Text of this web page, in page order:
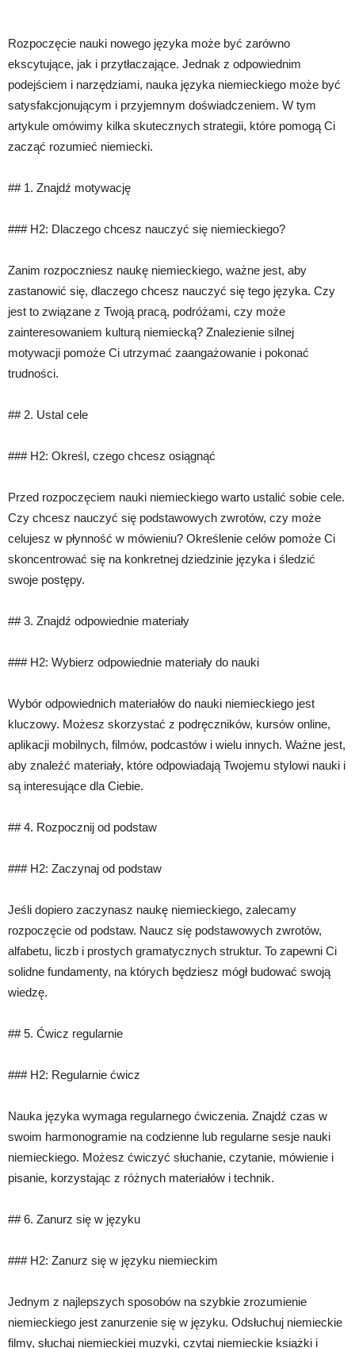
Rozpoczęcie nauki nowego języka może być zarówno
ekscytujące, jak i przytłaczające. Jednak z odpowiednim
podejściem i narzędziami, nauka języka niemieckiego może być
satysfakcjonującym i przyjemnym doświadczeniem. W tym
artykule omówimy kilka skutecznych strategii, które pomogą Ci
zacząć rozumieć niemiecki.
## 1. Znajdź motywację
### H2: Dlaczego chcesz nauczyć się niemieckiego?
Zanim rozpoczniesz naukę niemieckiego, ważne jest, aby
zastanowić się, dlaczego chcesz nauczyć się tego języka. Czy
jest to związane z Twoją pracą, podróżami, czy może
zainteresowaniem kulturą niemiecką? Znalezienie silnej
motywacji pomoże Ci utrzymać zaangażowanie i pokonać
trudności.
## 2. Ustal cele
### H2: Określ, czego chcesz osiągnąć
Przed rozpoczęciem nauki niemieckiego warto ustalić sobie cele.
Czy chcesz nauczyć się podstawowych zwrotów, czy może
celujesz w płynność w mówieniu? Określenie celów pomoże Ci
skoncentrować się na konkretnej dziedzinie języka i śledzić
swoje postępy.
## 3. Znajdź odpowiednie materiały
### H2: Wybierz odpowiednie materiały do nauki
Wybór odpowiednich materiałów do nauki niemieckiego jest
kluczowy. Możesz skorzystać z podręczników, kursów online,
aplikacji mobilnych, filmów, podcastów i wielu innych. Ważne jest,
aby znaleźć materiały, które odpowiadają Twojemu stylowi nauki i
są interesujące dla Ciebie.
## 4. Rozpocznij od podstaw
### H2: Zaczynaj od podstaw
Jeśli dopiero zaczynasz naukę niemieckiego, zalecamy
rozpoczęcie od podstaw. Naucz się podstawowych zwrotów,
alfabetu, liczb i prostych gramatycznych struktur. To zapewni Ci
solidne fundamenty, na których będziesz mógł budować swoją
wiedzę.
## 5. Ćwicz regularnie
### H2: Regularnie ćwicz
Nauka języka wymaga regularnego ćwiczenia. Znajdź czas w
swoim harmonogramie na codzienne lub regularne sesje nauki
niemieckiego. Możesz ćwiczyć słuchanie, czytanie, mówienie i
pisanie, korzystając z różnych materiałów i technik.
## 6. Zanurz się w języku
### H2: Zanurz się w języku niemieckim
Jednym z najlepszych sposobów na szybkie zrozumienie
niemieckiego jest zanurzenie się w języku. Odsłuchuj niemieckie
filmy, słuchaj niemieckiej muzyki, czytaj niemieckie książki i